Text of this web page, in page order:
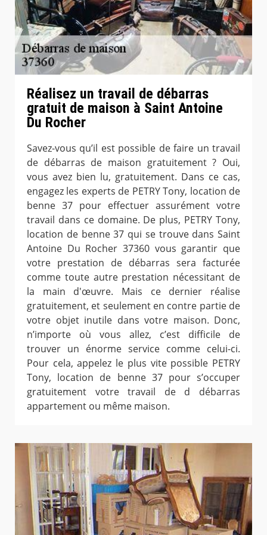
Réalisez un travail de débarras
gratuit de maison à Saint Antoine
Du Rocher
Savez-vous qu’il est possible de faire un travail
de débarras de maison gratuitement ? Oui,
vous avez bien lu, gratuitement. Dans ce cas,
engagez les experts de PETRY Tony, location de
benne 37 pour effectuer assurément votre
travail dans ce domaine. De plus, PETRY Tony,
location de benne 37 qui se trouve dans Saint
Antoine Du Rocher 37360 vous garantir que
votre prestation de débarras sera facturée
comme toute autre prestation nécessitant de
la main d'œuvre. Mais ce dernier réalise
gratuitement, et seulement en contre partie de
votre objet inutile dans votre maison. Donc,
n’importe où vous allez, c’est difficile de
trouver un énorme service comme celui-ci.
Pour cela, appelez le plus vite possible PETRY
Tony, location de benne 37 pour s’occuper
gratuitement votre travail de d débarras
appartement ou même maison.